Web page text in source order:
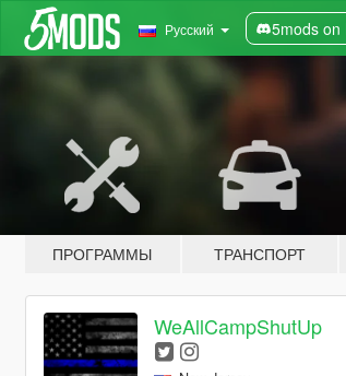
Русский 5mods on
ПРОГРАММЫ ТРАНСПОРТ
WeAllCampShutUp